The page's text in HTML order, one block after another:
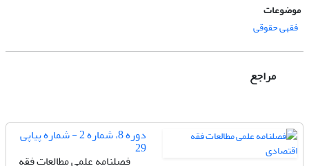
موضوعات
فقهی حقوقی
مراجع
دوره 8، شماره 2 - شماره پیاپی
29
فصلنامه علمی مطالعات فقه